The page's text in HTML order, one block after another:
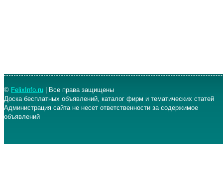
© FelixInfo.ru | Все права защищены
Доска бесплатных объявлений, каталог фирм и тематических статей
Администрация сайта не несет ответственности за содержимое
объявлений